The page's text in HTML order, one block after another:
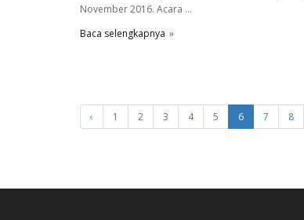
November 2016. Acara ...
Baca selengkapnya
‹ 1 2 3 4 5 6 7 8